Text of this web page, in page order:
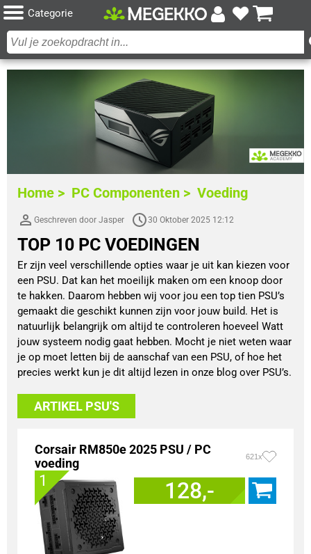
Categorie
Home > PC Componenten > Voeding
Geschreven door Jasper 30 Oktober 2025 12:12
TOP 10 PC VOEDINGEN
Er zijn veel verschillende opties waar je uit kan kiezen voor
een PSU. Dat kan het moeilijk maken om een knoop door
te hakken. Daarom hebben wij voor jou een top tien PSU’s
gemaakt die geschikt kunnen zijn voor jouw build. Het is
natuurlijk belangrijk om altijd te controleren hoeveel Watt
jouw systeem nodig gaat hebben. Mocht je niet weten waar
je op moet letten bij de aanschaf van een PSU, of hoe het
precies werkt kun je dit altijd lezen in onze blog over PSU’s.
ARTIKEL PSU'S
Corsair RM850e 2025 PSU / PC
voeding
621x
1 128,-